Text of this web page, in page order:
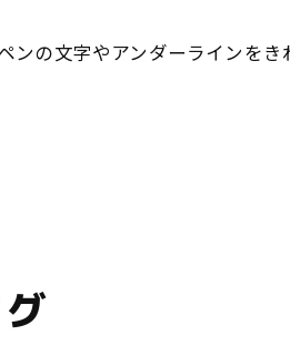
の文字やアンダーラインを